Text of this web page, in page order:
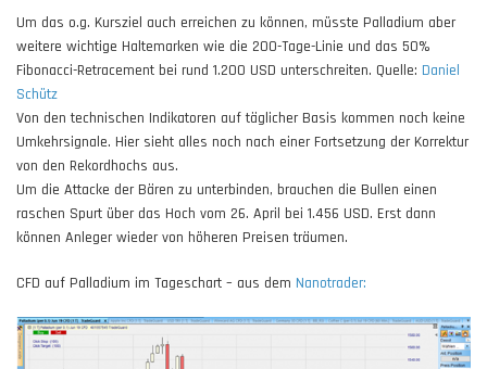
Um das o.g. Kursziel auch erreichen zu können, müsste Palladium aber
weitere wichtige Haltemarken wie die 200-Tage-Linie und das 50%
Fibonacci-Retracement bei rund 1.200 USD unterschreiten. Quelle: Daniel
Schütz
Von den technischen Indikatoren auf täglicher Basis kommen noch keine
Umkehrsignale. Hier sieht alles noch nach einer Fortsetzung der Korrektur
von den Rekordhochs aus.
Um die Attacke der Bären zu unterbinden, brauchen die Bullen einen
raschen Spurt über das Hoch vom 26. April bei 1.456 USD. Erst dann
können Anleger wieder von höheren Preisen träumen.
CFD auf Palladium im Tageschart – aus dem Nanotrader: